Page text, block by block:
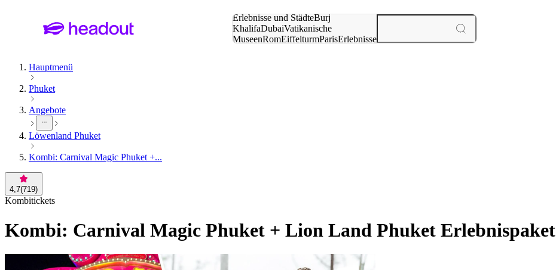
Erlebnisse und StädteBurj
KhalifaDubaiVatikanische
MuseenRomEiffelturmParisErlebnisse
Hauptmenü
Phuket
Angebote
Löwenland Phuket
Kombi: Carnival Magic Phuket +...
4,7(719)
Kombitickets
Kombi: Carnival Magic Phuket + Lion Land Phuket Erlebnispaket